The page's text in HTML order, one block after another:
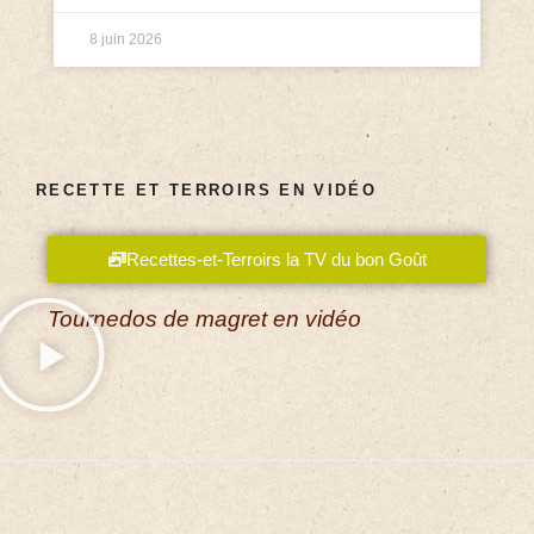
8 juin 2026
RECETTE ET TERROIRS EN VIDÉO
Recettes-et-Terroirs la TV du bon Goût
Tournedos de magret en vidéo